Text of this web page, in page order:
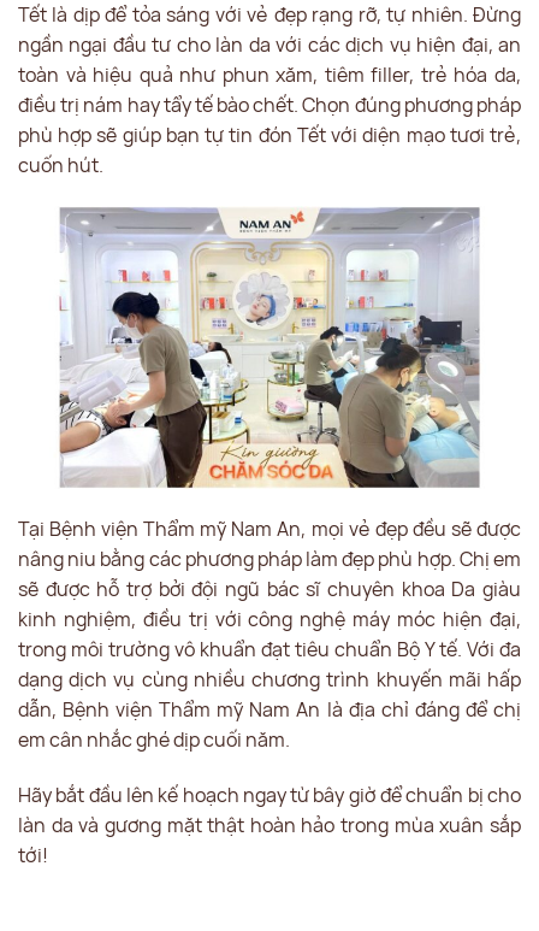
Tết là dịp để tỏa sáng với vẻ đẹp rạng rỡ, tự nhiên. Đừng
ngần ngại đầu tư cho làn da với các dịch vụ hiện đại, an
toàn và hiệu quả như phun xăm, tiêm filler, trẻ hóa da,
điều trị nám hay tẩy tế bào chết. Chọn đúng phương pháp
phù hợp sẽ giúp bạn tự tin đón Tết với diện mạo tươi trẻ,
cuốn hút.
Tại Bệnh viện Thẩm mỹ Nam An, mọi vẻ đẹp đều sẽ được
nâng niu bằng các phương pháp làm đẹp phù hợp. Chị em
sẽ được hỗ trợ bởi đội ngũ bác sĩ chuyên khoa Da giàu
kinh nghiệm, điều trị với công nghệ máy móc hiện đại,
trong môi trường vô khuẩn đạt tiêu chuẩn Bộ Y tế. Với đa
dạng dịch vụ cùng nhiều chương trình khuyến mãi hấp
dẫn, Bệnh viện Thẩm mỹ Nam An là địa chỉ đáng để chị
em cân nhắc ghé dịp cuối năm.
Hãy bắt đầu lên kế hoạch ngay từ bây giờ để chuẩn bị cho
làn da và gương mặt thật hoàn hảo trong mùa xuân sắp
tới!